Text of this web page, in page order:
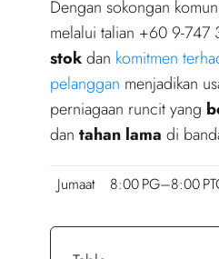
Dengan sokongan
melalui talian +60 9-747
stokdan komitmen
pelanggan menjadikan
perniagaan runcit yang
dan tahan lama di
Jumaat 8:00 PG–8:00